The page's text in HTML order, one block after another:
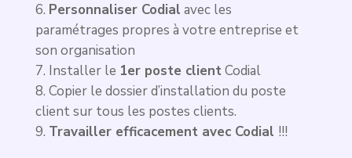
Personnaliser Codial avec les
paramétrages propres à votre entreprise et
son organisation
Installer le 1er poste clientCodial
Copier le dossier d’installation du poste
client sur tous les postes clients.
Travailler efficacement avec Codial !!!